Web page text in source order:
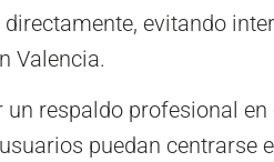
evitando
Valencia.
respaldo profesional
puedan centrarse